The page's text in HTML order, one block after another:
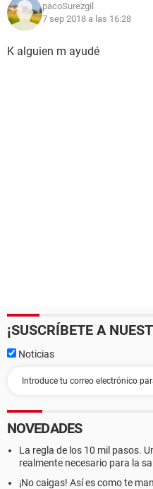
pacoSurezgil
7 sep 2018 a las 16:28
K alguien m ayudé
¡SUSCRÍBETE A
Noticias
NOVEDADES
La regla de los 10 mil pasos.
realmente necesario para la
¡No caigas! Así es como te